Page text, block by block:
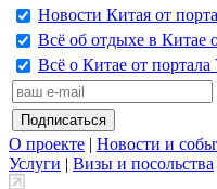
Новости Китая от
Всё об отдыхе в Китае
Всё о Китае от портала
О проекте | Новости и
Услуги | Визы и посольства